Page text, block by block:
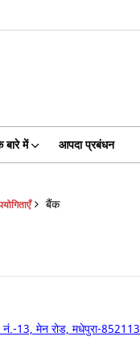
में आपदा प्रबंधन
बैंक
नं.-13, मेन रोड, मधेपुरा-852113